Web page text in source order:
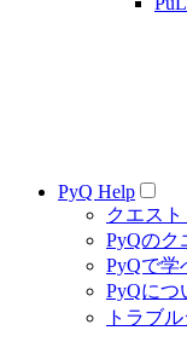
PyQ Help
クエス
PyQのク
PyQで学
PyQにつ
トラブ